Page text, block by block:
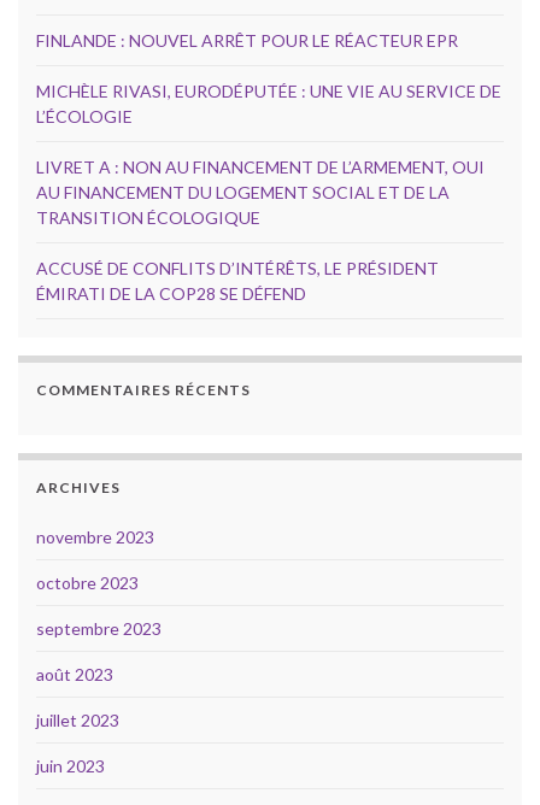
FINLANDE : NOUVEL ARRÊT POUR LE RÉACTEUR EPR
MICHÈLE RIVASI, EURODÉPUTÉE : UNE VIE AU SERVICE DE
L’ÉCOLOGIE
LIVRET A : NON AU FINANCEMENT DE L’ARMEMENT, OUI
AU FINANCEMENT DU LOGEMENT SOCIAL ET DE LA
TRANSITION ÉCOLOGIQUE
ACCUSÉ DE CONFLITS D’INTÉRÊTS, LE PRÉSIDENT
ÉMIRATI DE LA COP28 SE DÉFEND
COMMENTAIRES RÉCENTS
ARCHIVES
novembre 2023
octobre 2023
septembre 2023
août 2023
juillet 2023
juin 2023